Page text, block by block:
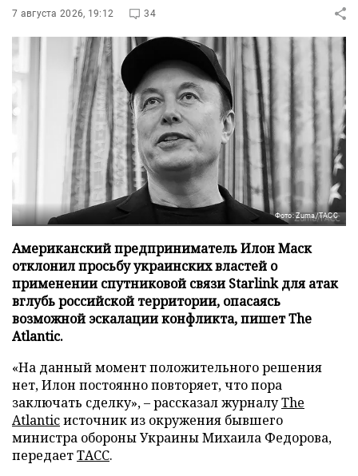
7 августа 2026, 19:12 34
Фото: Zuma/ТАСС
Американский предприниматель Илон Маск
отклонил просьбу украинских властей о
применении спутниковой связи Starlink для атак
вглубь российской территории, опасаясь
возможной эскалации конфликта, пишет The
Atlantic.
«На данный момент положительного решения
нет, Илон постоянно повторяет, что пора
заключать сделку», – рассказал журналуThe
Atlanticисточник из окружения бывшего
министра обороны Украины Михаила Федорова,
передаетТАСС.